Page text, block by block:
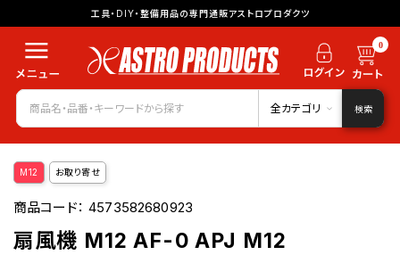
工具・DIY・整備用品の専門通販アストロプロダクツ
0
全カテゴリ 検索
M12 お取り寄せ
商品コード：4573582680923
扇風機 M12 AF-0 APJ M12